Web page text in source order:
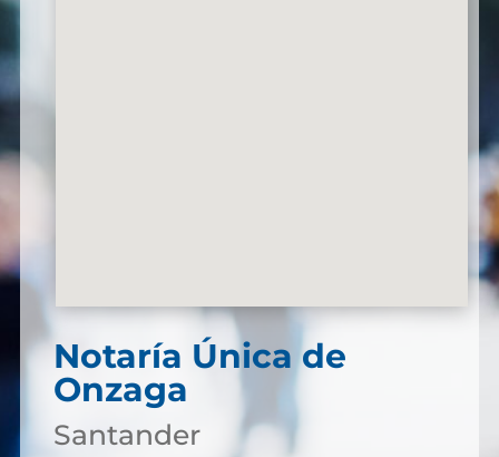
Notaría Única de
Onzaga
Santander